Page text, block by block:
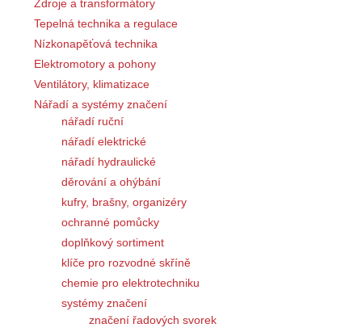
Zdroje a transformátory
Tepelná technika a regulace
Nízkonapěťová technika
Elektromotory a pohony
Ventilátory, klimatizace
Nářadí a systémy značení
nářadí ruční
nářadí elektrické
nářadí hydraulické
děrování a ohýbání
kufry, brašny, organizéry
ochranné pomůcky
doplňkový sortiment
klíče pro rozvodné skříně
chemie pro elektrotechniku
systémy značení
značení řadových svorek